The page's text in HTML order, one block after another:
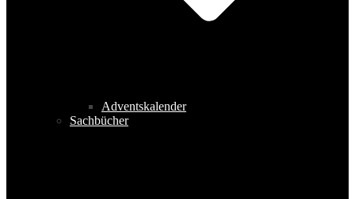
Adventskalender
Sachbücher